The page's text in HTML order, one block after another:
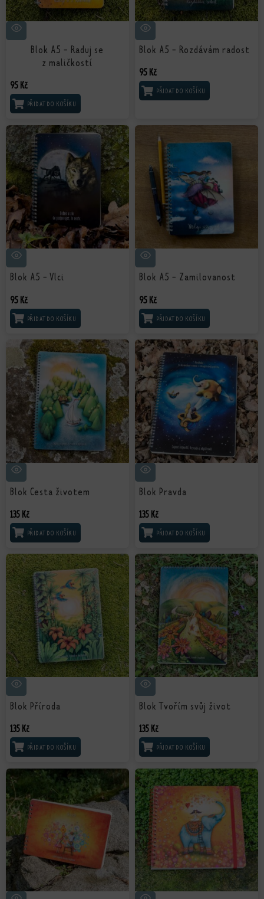
Blok A5 - Raduj se
z maličkostí
95 Kč
PŘIDAT DO KOŠÍKU
Blok A5 - Rozdávám radost
95 Kč
PŘIDAT DO KOŠÍKU
Blok A5 - Vlci
95 Kč
PŘIDAT DO KOŠÍKU
Blok A5 - Zamilovanost
95 Kč
PŘIDAT DO KOŠÍKU
Blok Cesta životem
135 Kč
PŘIDAT DO KOŠÍKU
Blok Pravda
135 Kč
PŘIDAT DO KOŠÍKU
Blok Příroda
135 Kč
PŘIDAT DO KOŠÍKU
Blok Tvořím svůj život
135 Kč
PŘIDAT DO KOŠÍKU